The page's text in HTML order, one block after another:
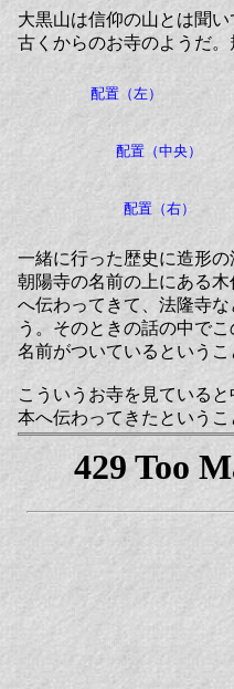
大黒山は信仰の山とは聞
古くからのお寺のようだ。
配置（左）
配置（中央）
配置（右）
一緒に行った歴史に造形
朝陽寺の名前の上にある
へ伝わってきて、法隆寺
う。そのときの話の中で
名前がついているというこ
こういうお寺を見ている
本へ伝わってきたというこ